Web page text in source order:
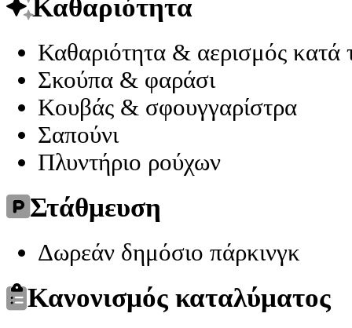
Καθαριότητα
Καθαριότητα & αερισμός κατά
Σκούπα & φαράσι
Κουβάς & σφουγγαρίστρα
Σαπούνι
Πλυντήριο ρούχων
Στάθμευση
Δωρεάν δημόσιο πάρκινγκ
Κανονισμός καταλύματος